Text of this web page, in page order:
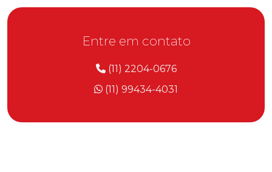
Entre em contato
(11) 2204-0676
(11) 99434-4031